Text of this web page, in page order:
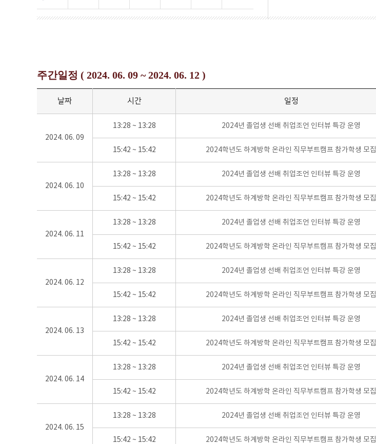
주간일정 ( 2024. 06. 09 ~ 2024. 06. 12 )
날짜 시간 일정
2024. 06. 09
13:28 ~ 13:28 2024년 졸업생 선배 취업조언 인터뷰 특강 운영
15:42 ~ 15:42 2024학년도 하계방학 온라인 직무부트캠프 참가학생 모집
2024. 06. 10
13:28 ~ 13:28 2024년 졸업생 선배 취업조언 인터뷰 특강 운영
15:42 ~ 15:42 2024학년도 하계방학 온라인 직무부트캠프 참가학생 모집
2024. 06. 11
13:28 ~ 13:28 2024년 졸업생 선배 취업조언 인터뷰 특강 운영
15:42 ~ 15:42 2024학년도 하계방학 온라인 직무부트캠프 참가학생 모집
2024. 06. 12
13:28 ~ 13:28 2024년 졸업생 선배 취업조언 인터뷰 특강 운영
15:42 ~ 15:42 2024학년도 하계방학 온라인 직무부트캠프 참가학생 모집
2024. 06. 13
13:28 ~ 13:28 2024년 졸업생 선배 취업조언 인터뷰 특강 운영
15:42 ~ 15:42 2024학년도 하계방학 온라인 직무부트캠프 참가학생 모집
2024. 06. 14
13:28 ~ 13:28 2024년 졸업생 선배 취업조언 인터뷰 특강 운영
15:42 ~ 15:42 2024학년도 하계방학 온라인 직무부트캠프 참가학생 모집
2024. 06. 15
13:28 ~ 13:28 2024년 졸업생 선배 취업조언 인터뷰 특강 운영
15:42 ~ 15:42 2024학년도 하계방학 온라인 직무부트캠프 참가학생 모집